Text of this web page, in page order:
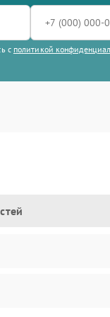
с политикой